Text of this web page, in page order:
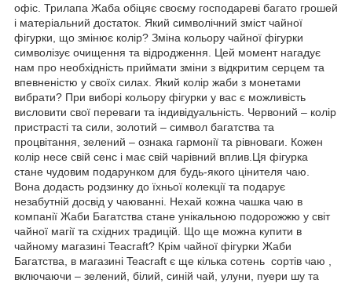
офіс. Трилапа Жаба обіцяє своєму господареві багато грошей
і матеріальний достаток. Який символічний зміст чайної
фігурки, що змінює колір? Зміна кольору чайної фігурки
символізує очищення та відродження. Цей момент нагадує
нам про необхідність приймати зміни з відкритим серцем та
впевненістю у своїх силах. Який колір жаби з монетами
вибрати? При виборі кольору фігурки у вас є можливість
висловити свої переваги та індивідуальність. Червоний – колір
пристрасті та сили, золотий – символ багатства та
процвітання, зелений – ознака гармонії та рівноваги. Кожен
колір несе свій сенс і має свій чарівний вплив.Ця фігурка
стане чудовим подарунком для будь-якого цінителя чаю.
Вона додасть родзинку до їхньої колекції та подарує
незабутній досвід у чаюванні. Нехай кожна чашка чаю в
компанії Жаби Багатства стане унікальною подорожжю у світ
чайної магії та східних традицій. Що ще можна купити в
чайному магазині Teacraft? Крім чайної фігурки Жаби
Багатства, в магазині Teacraft є ще кілька сотень сортів чаю ,
включаючи – зелений, білий, синій чай, улуни, пуери шу та